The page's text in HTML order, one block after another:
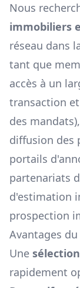
Nous
immobiliers
réseau dans
tant que
accès à un
transaction
des
diffusion des
portails
partenariats
d'estimation
prospection
Avantages
Une
rapidement